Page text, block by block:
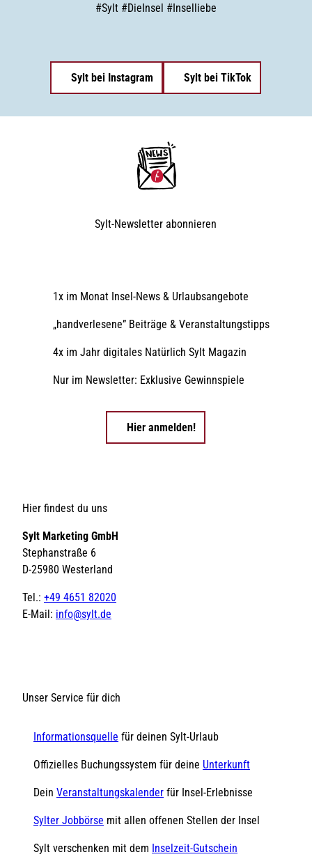
#Sylt #DieInsel #Inselliebe
Sylt bei Instagram Sylt bei TikTok
Sylt-Newsletter abonnieren
1x im Monat Insel-News & Urlaubsangebote
„handverlesene” Beiträge & Veranstaltungstipps
4x im Jahr digitales Natürlich Sylt Magazin
Nur im Newsletter: Exklusive Gewinnspiele
Hier anmelden!
Hier findest du uns
Sylt Marketing GmbH
Stephanstraße 6
D-25980 Westerland
Tel.: +49 4651 82020
E-Mail: info@sylt.de
Unser Service für dich
Informationsquelle für deinen Sylt-Urlaub
Offizielles Buchungssystem für deine Unterkunft
Dein Veranstaltungskalender für Insel-Erlebnisse
Sylter Jobbörse mit allen offenen Stellen der Insel
Sylt verschenken mit dem Inselzeit-Gutschein